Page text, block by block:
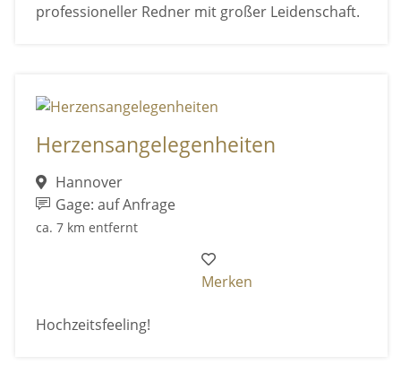
professioneller Redner mit großer Leidenschaft.
Herzensangelegenheiten
Hannover
Gage: auf Anfrage
ca. 7 km entfernt
Merken
Hochzeitsfeeling!